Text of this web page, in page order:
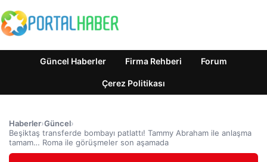
Güncel Haberler Firma Rehberi Forum
Çerez Politikası
Haberler›Güncel›
Beşiktaş transferde bombayı patlattı! Tammy Abraham ile anlaşma
tamam… Roma ile görüşmeler son aşamada